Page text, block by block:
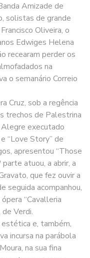
Amizade de
solistas de grande
Oliveira, o
Edwiges Helena
recearam perder os
na
o semanário Correio
Cruz, sob a regência
trechos de Palestrina
executado
“Love Story” de
apresentou “Those
parte atuou, a abrir, a
que fez ouvir a
seguida acompanhou,
“Cavalleria
de Verdi.
estética e, também,
incursa na parábola
na sua fina